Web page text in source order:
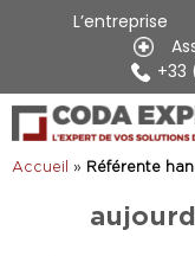
L’entreprise
+33
Accueil » Référente
Coda
gestion